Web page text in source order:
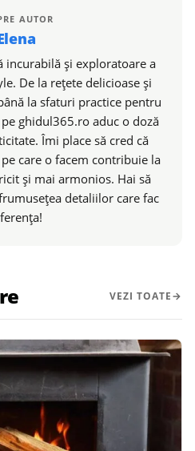
AUTOR
incurabilă și exploratoare a
De la rețete delicioase și
la sfaturi practice pentru
ghidul365.ro aduc o doză
Îmi place să cred că
care o facem contribuie la
și mai armonios. Hai să
detaliilor care fac
VEZI TOATE